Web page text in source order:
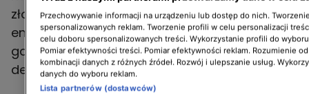
złożyć stosowne wnioski w zakładzie
energetycznym, wodno-kanalizacyjnym oraz
gazowym, a następnie poczekać na pisemne
decyzję.
Przechowywanie informacji na urządzeniu lub dostęp do nich.
spersonalizowanych reklam. Tworzenie profili w celu personalizacji
celu doboru spersonalizowanych treści. Wykorzystanie profili do
Pomiar efektywności treści. Pomiar efektywności reklam. Rozumienie
kombinacji danych z różnych źródeł. Rozwój i ulepszanie usług.
danych do wyboru reklam.
Lista partnerów (dostawców)